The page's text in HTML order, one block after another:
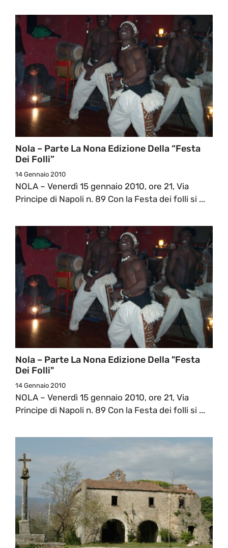
Nola – Parte La Nona Edizione Della “Festa
Dei Folli”
14 Gennaio 2010
NOLA – Venerdì 15 gennaio 2010, ore 21, Via
Principe di Napoli n. 89 Con la Festa dei folli si ...
Nola – Parte La Nona Edizione Della "Festa
Dei Folli"
14 Gennaio 2010
NOLA – Venerdì 15 gennaio 2010, ore 21, Via
Principe di Napoli n. 89 Con la Festa dei folli si ...